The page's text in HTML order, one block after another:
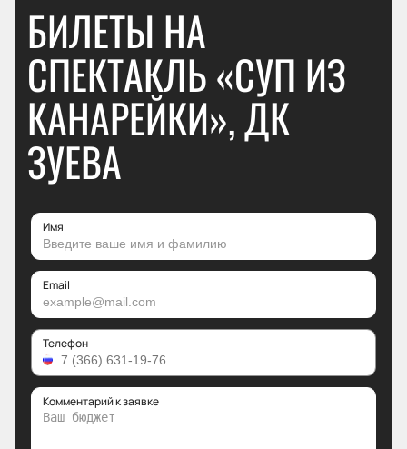
БИЛЕТЫ НА
СПЕКТАКЛЬ «СУП ИЗ
КАНАРЕЙКИ», ДК
ЗУЕВА
Имя
Email
Телефон
Комментарий к заявке